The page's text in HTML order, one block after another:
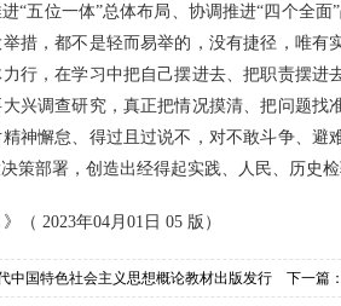
“五位一体”总体布局、协调推进“四个全
措，都不是轻而易举的，没有捷径，唯
行，在学习中把自己摆进去、把职责摆
兴调查研究，真正把情况摸清、把问题
神懈怠、得过且过说不，对不敢斗争、
策部署，创造出经得起实践、人民、历史
（ 2023年04月01日 05 版）
中国特色社会主义思想概论教材出版发行 下一篇